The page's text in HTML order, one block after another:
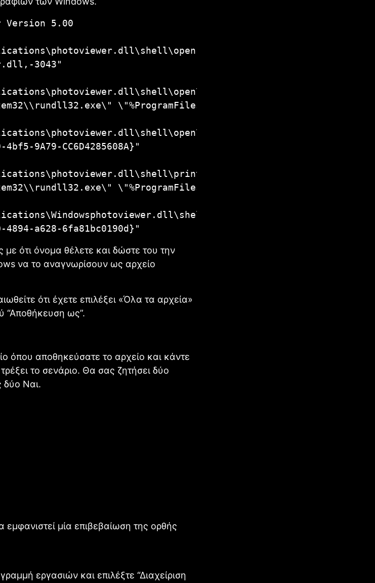
Version 5.00
3043"
\"%ProgramFiles%\\Windows Photo
9A79-CC6D4285608A}"
\"%ProgramFiles%\\Windows Photo
a628-6fa81bc0190d}"
με ότι όνομα θέλετε και δώστε του την
να το αναγνωρίσουν ως αρχείο
ότι έχετε επιλέξει «Όλα τα αρχεία»
“Αποθήκευση ως”.
όπου αποθηκεύσατε το αρχείο και κάντε
το σενάριο. Θα σας ζητήσει δύο
δύο Ναι.
εμφανιστεί μία επιβεβαίωση της ορθής
εργασιών και επιλέξτε “Διαχείριση